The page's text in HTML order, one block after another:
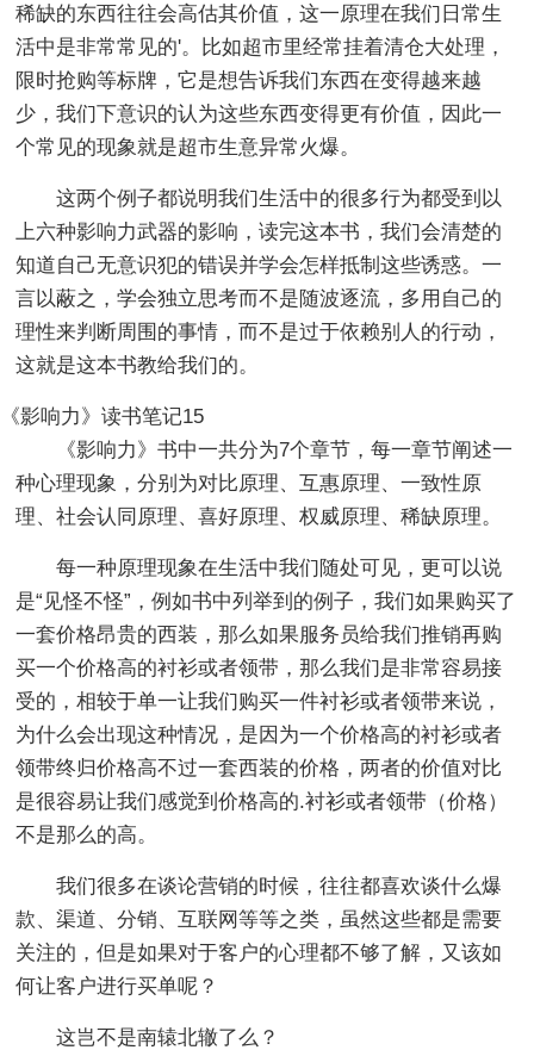
稀缺的东西往往会高估其价值，这一原理在我们日常生
活中是非常常见的'。比如超市里经常挂着清仓大处理，
限时抢购等标牌，它是想告诉我们东西在变得越来越
少，我们下意识的认为这些东西变得更有价值，因此一
个常见的现象就是超市生意异常火爆。
这两个例子都说明我们生活中的很多行为都受到以
上六种影响力武器的影响，读完这本书，我们会清楚的
知道自己无意识犯的错误并学会怎样抵制这些诱惑。一
言以蔽之，学会独立思考而不是随波逐流，多用自己的
理性来判断周围的事情，而不是过于依赖别人的行动，
这就是这本书教给我们的。
《影响力》读书笔记15
《影响力》书中一共分为7个章节，每一章节阐述一
种心理现象，分别为对比原理、互惠原理、一致性原
理、社会认同原理、喜好原理、权威原理、稀缺原理。
每一种原理现象在生活中我们随处可见，更可以说
是“见怪不怪”，例如书中列举到的例子，我们如果购买了
一套价格昂贵的西装，那么如果服务员给我们推销再购
买一个价格高的衬衫或者领带，那么我们是非常容易接
受的，相较于单一让我们购买一件衬衫或者领带来说，
为什么会出现这种情况，是因为一个价格高的衬衫或者
领带终归价格高不过一套西装的价格，两者的价值对比
是很容易让我们感觉到价格高的.衬衫或者领带（价格）
不是那么的高。
我们很多在谈论营销的时候，往往都喜欢谈什么爆
款、渠道、分销、互联网等等之类，虽然这些都是需要
关注的，但是如果对于客户的心理都不够了解，又该如
何让客户进行买单呢？
这岂不是南辕北辙了么？